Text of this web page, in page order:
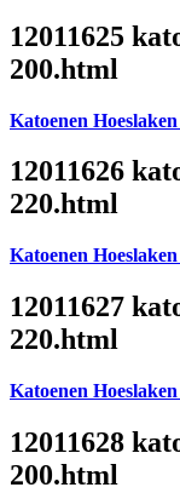
12011625
200.html
Katoenen
12011626
220.html
Katoenen
12011627
220.html
Katoenen
12011628
200.html